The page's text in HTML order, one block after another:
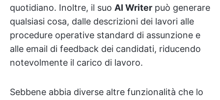
quotidiano. Inoltre, il suo AI Writer può generare
qualsiasi cosa, dalle descrizioni dei lavori alle
procedure operative standard di assunzione e
alle email di feedback dei candidati, riducendo
notevolmente il carico di lavoro.
Sebbene abbia diverse altre funzionalità che lo